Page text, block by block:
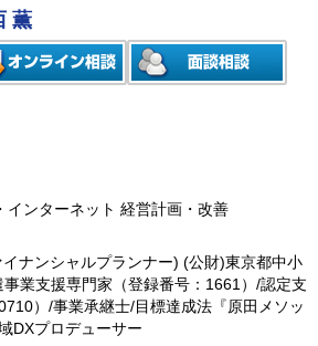
薫
インターネット 経営計画・改善
ナンシャルプランナー) (公財)東京都中小
業支援専門家（登録番号：1661）/認定支
）/事業承継士/目標達成法『原田メソッ
DXプロデューサー